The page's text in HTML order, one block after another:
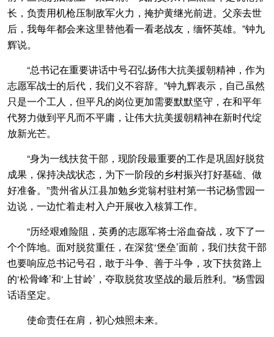
长，负责用机枪压制敌军火力，掩护黄继光前进。父亲去世
后，我每年都会来这里替他看一看老战友，缅怀英雄。”钟九
辉说。
“总书记在重要讲话中号召弘扬伟大抗美援朝精神，作为
志愿军战士的后代，我们义不容辞。”钟九辉表示，自己虽然
只是一个工人，但平凡的岗位更加需要默默坚守，在和平年
代努力做到平凡而不平庸，让伟大抗美援朝精神在新时代绽
放新光芒。
“身为一线扶贫干部，现阶段最重要的工作是巩固好脱贫
成果，保持决战状态，为下一阶段的乡村振兴打好基础、做
好准备。”贵州省从江县加勉乡党翁村驻村第一书记杨雪园一
边说，一边忙着走村入户开展收入核算工作。
“历经艰难险阻，英勇的志愿军将士浴血奋战，攻下了一
个个阵地。面对脱贫重任，在深贫‘堡垒’面前，我们扶贫干部
也要响应总书记号召，敢于斗争、善于斗争，攻下扶贫路上
的‘松骨峰’和‘上甘岭’，夺取脱贫攻坚战的最后胜利。”杨雪园
话语坚定。
使命责任在肩，初心烛照未来。